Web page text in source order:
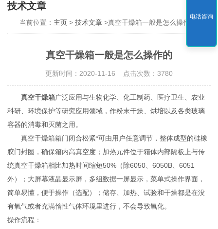
技术文章
当前位置： 主页 >技术文章 >真空干燥箱一般是怎么操作的
真空干燥箱一般是怎么操作的
更新时间：2020-11-16 点击次数：3780
真空干燥箱广泛应用与生物化学、化工制药、医疗卫生、农业
科研、环境保护等研究应用领域，作粉末干燥、烘培以及各类玻璃
容器的消毒和灭菌之用。
真空干燥箱箱门闭合松紧*可由用户任意调节，整体成型的硅橡
胶门封圈，确保箱内高真空度；加热元件位于箱体内部隔板上与传
统真空干燥箱相比加热时间缩短50%（除6050、6050B、6051
外）；大屏幕液晶显示屏，多组数据一屏显示，菜单式操作界面，
简单易懂，便于操作（选配）；储存、加热、试验和干燥都是在没
有氧气或者充满惰性气体环境里进行，不会导致氧化。
操作流程：
电话咨询